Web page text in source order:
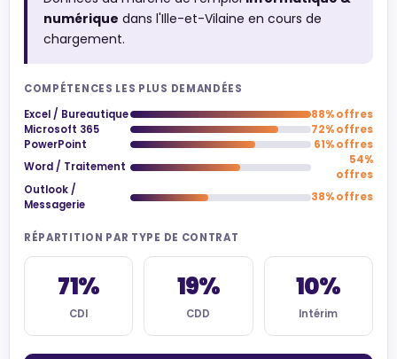
numérique dans l'Ille-et-Vilaine en cours de
chargement.
COMPÉTENCES LES PLUS DEMANDÉES
Excel / Bureautique
88% offres
Microsoft 365
72% offres
PowerPoint
61% offres
Word / Traitement
54%
offres
Outlook /
Messagerie
38% offres
RÉPARTITION PAR TYPE DE CONTRAT
71%
CDI
19%
CDD
10%
Intérim